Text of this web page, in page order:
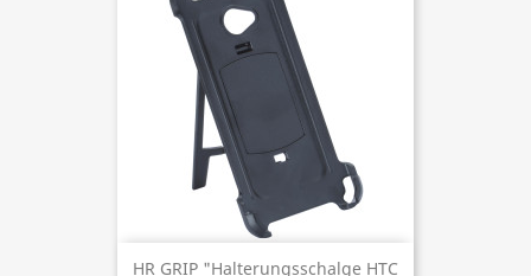
HR GRIP "Halterungsschalge HTC